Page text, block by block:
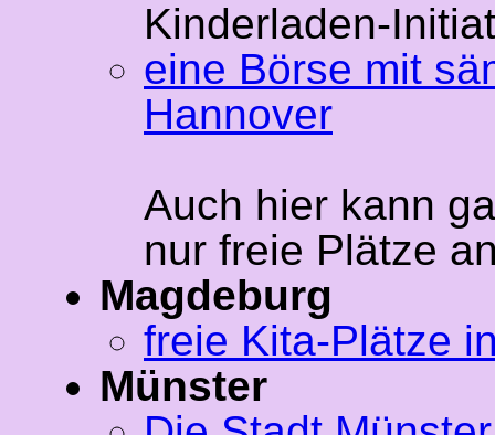
Kinderladen-
eine Börse mit
Hannover
Auch hier kann
nur freie Plätze
Magdeburg
freie Kita-Plätze
Münster